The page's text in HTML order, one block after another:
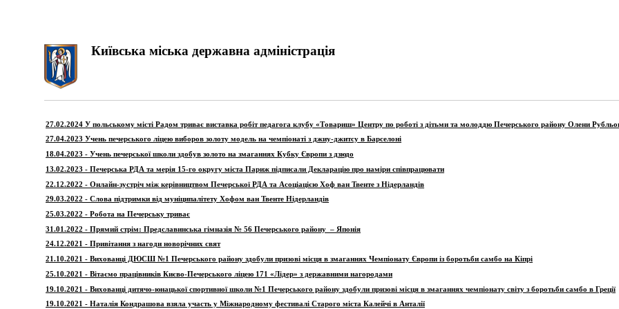
Київська міська державна адміністрація
27.02.2024 У польському місті Радом триває виставка робіт педагога клубу «Товариш» Центру по роботі з дітьми та молоддю Печерського району Олени
27.04.2023 Учень печерського ліцею виборов золоту модель на чемпіонаті з джиу-джитсу в Барселоні
18.04.2023 - Учень печерської школи здобув золото на змаганнях Кубку Європи з дзюдо
13.02.2023 - Печерська РДА та мерія 15-го округу міста Париж підписали Декларацію про наміри співпрацювати
22.12.2022 - Онлайн-зустріч між керівництвом Печерської РДА та Асоціацією Хоф ван Твенте з Нідерландів
29.03.2022 - Слова підтримки від муніципалітету Хофом ван Твенте Нідерландів
25.03.2022 - Робота на Печерську триває
31.01.2022 - Прямий стрім: Предславинська гімназія № 56 Печерського району – Японія
24.12.2021 - Привітання з нагоди новорічних свят
21.10.2021 - Вихованці ДЮСШ №1 Печерського району здобули призові місця в змаганнях Чемпіонату Європи із боротьби самбо на Кіпрі
25.10.2021 - Вітаємо працівників Києво-Печерського ліцею 171 «Лідер» з державними нагородами
19.10.2021 - Вихованці дитячо-юнацької спортивної школи №1 Печерського району здобули призові місця в змаганнях чемпіонату світу з боротьби самбо в Греції
19.10.2021 - Наталія Кондрашова взяла участь у Міжнародному фестивалі Старого міста Калейчі в Анталії